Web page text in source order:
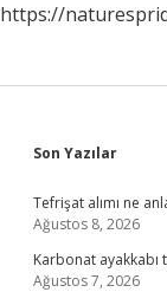
https://
Son Yazılar
Tefrişat alımı ne
Ağustos 8, 2026
Karbonat ayakkabı
Ağustos 7, 2026